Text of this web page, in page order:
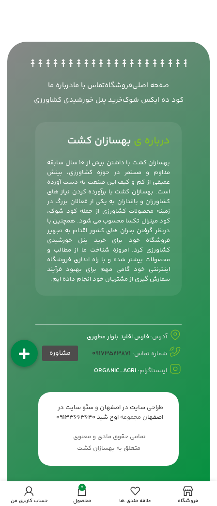
صفحه اصلیفروشگاهتماس با مادرباره ما
کود ده ایکس شوکخرید پنل خورشیدی کشاورزی
درباره ی بهسازان کشت
بهسازان کشت با داشتن بیش از 10 سال سابقه
مداوم و مستمر در حوزه کشاورزی، بینش
عمیقی از کم و کیف این صنعت به دست آورده
است. بهسازان کشت با برآورده کردن نیاز های
کشاورزان و باغداران به یکی از فعالان بزرگ در
زمینه محصولات کشاورزی از جمله کود شوک،
کود مینرال تکسا محسوب می شود. همچنین با
درنظر گرفتن بحران های کشور اقدام به تجهیز
فروشگاه خود برای خرید پنل خورشیدی
کشاورزی کرد. امروزه شناخت ما از مطالب و
محصولات بیشتر شده و با راه اندازی فروشگاه
اینترنتی خود گامی مهم برای بهبود فرآیند
سفارش گیری از مشتریان خود انجام داده ایم.
آدرس: فارس اقلید بلوار مطهری
شماره تماس: 09173523871
اینستاگرام:ORGANIC-AGRI
طراحی سایت در اصفهان و سئو سایت در
اصفهان مجموعه اوج شید 09133663640
تمامی حقوق مادی و معنوی
متعلق به بهسازان کشت
فروشگاه علاقه مندی ها
0
محصول حساب کاربری من